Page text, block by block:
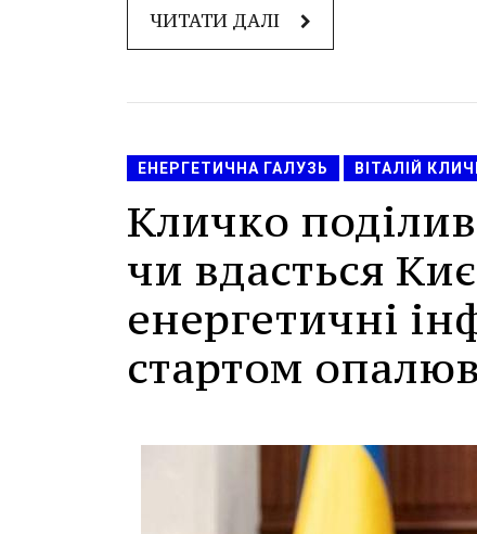
ЧИТАТИ ДАЛІ
ЕНЕРГЕТИЧНА ГАЛУЗЬ ВІТАЛІЙ
Кличко
чи вдасться
енергетичні
стартом